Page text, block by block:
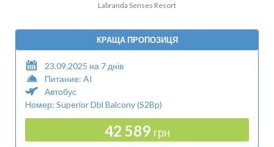
Labranda Senses Resort
КРАЩА ПРОПОЗИЦЯ
23.09.2025 на 7 днів
Питание: AI
Автобус
Номер: Superior Dbl Balcony (S2Bp)
42 589 грн